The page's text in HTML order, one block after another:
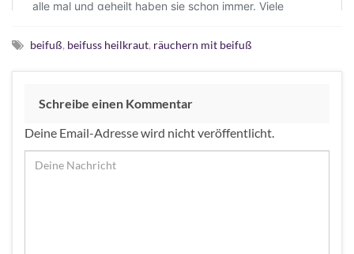
beifuß, beifuss heilkraut, räuchern mit beifuß
Schreibe einen Kommentar
Deine Email-Adresse wird nicht veröffentlicht.